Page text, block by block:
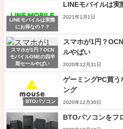
LINEモバイルは実際
にお得なの？？
LINEモバイルは実
2021年1月1日
スマホが1円？OCN
モバイルONEの四半
期セールやばい
スマホが1円？
ルやばい
2020年12月31日
BTOパソコン
ゲーミングPC買う
ング
2020年12月30日
BTOパソコンをフ